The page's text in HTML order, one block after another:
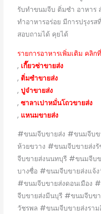
รับทำขนมจีบ ติ่มซำ อาหาร
ทำอาหารอร่อย มีการปรุงร
สอบถามได้ คุยได้
รายการอาหารเพิ่มเติม คลิก
, เกี๊ยวซ่าขายส่ง
, ติ่มซำขายส่ง
, ปูจ๋าขายส่ง
, ซาลาเปาหมั่นโถวขายส่ง
, แหนมขายส่ง
#ขนมจีบขายส่ง #ขนมจีบ
ห้วยขวาง #ขนมจีบขายส่ง
จีบขายส่งนนทบุรี #ขนมจีบ
บางซื่อ #ขนมจีบขายส่งแจ้
#ขนมจีบขายส่งดอนเมือง
จีบขายส่งมีนบุรี #ขนมจีบข
วัชรพล #ขนมจีบขายส่งรา